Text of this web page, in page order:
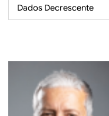
E
e
u
s
c